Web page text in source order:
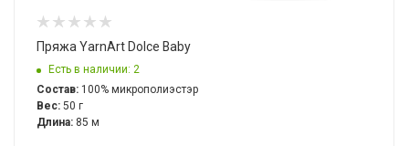
Пряжа YarnArt Dolce Baby
Есть в наличии: 2
Состав: 100% микрополиэстэр
Вес: 50 г
Длина: 85 м